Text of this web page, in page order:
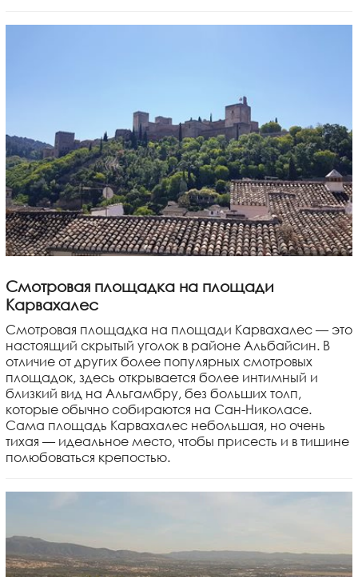
Смотровая площадка на площади
Карвахалес
Смотровая площадка на площади Карвахалес — это
настоящий скрытый уголок в районе Альбайсин. В
отличие от других более популярных смотровых
площадок, здесь открывается более интимный и
близкий вид на Альгамбру, без больших толп,
которые обычно собираются на Сан-Николасе.
Сама площадь Карвахалес небольшая, но очень
тихая — идеальное место, чтобы присесть и в тишине
полюбоваться крепостью.